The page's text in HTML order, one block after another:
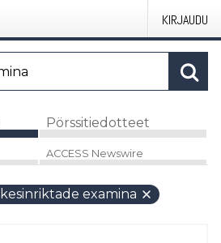
KIRJAUDU
Pörssitiedotteet
ACCESS Newswire
examina